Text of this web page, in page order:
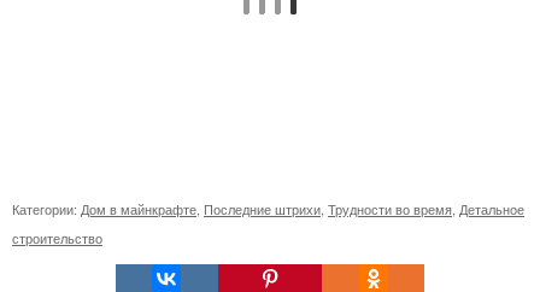
Категории: Дом в майнкрафте Последние штрихи Трудности во время Детальное
строительство